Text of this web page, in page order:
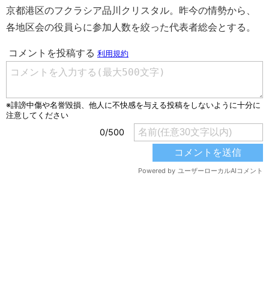
京都港区のフクラシア品川クリスタル。昨今の情勢から、
各地区会の役員らに参加人数を絞った代表者総会とする。